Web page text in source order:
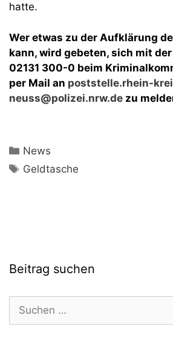
hatte.
Wer etwas zu der Aufklärung
kann, wird gebeten, sich mit
02131 300-0 beim
per Mail an poststelle.rhein-
neuss@polizei.nrw.de zu
Kategorien
News
Schlagwörter
Geldtasche
Beitrag suchen
Suchen
nach: